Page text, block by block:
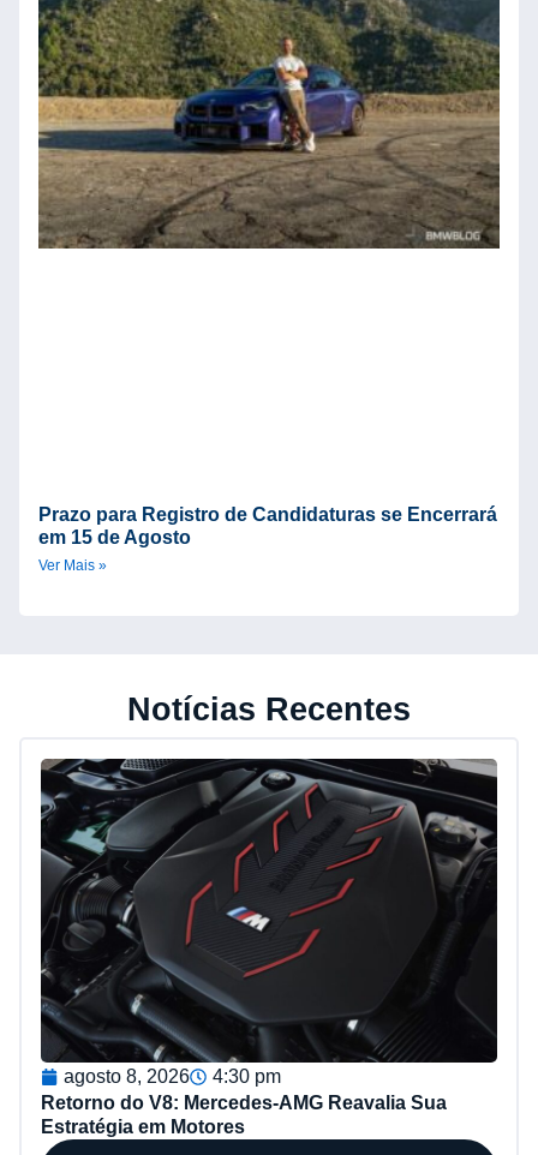
Prazo para Registro de Candidaturas se Encerrará
em 15 de Agosto
Ver Mais »
Notícias Recentes
agosto 8, 2026
4:30 pm
Retorno do V8: Mercedes-AMG Reavalia Sua
Estratégia em Motores